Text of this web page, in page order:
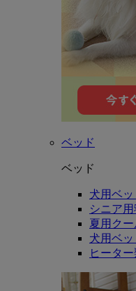
ベッド
ベッド
犬用ベ
シニア
夏用ク
犬用ベ
ヒータ